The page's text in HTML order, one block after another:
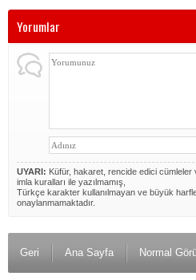
Yorumlar
UYARI: Küfür, hakaret, rencide edici cümleler
imla kuralları ile yazılmamış,
Türkçe karakter kullanılmayan ve büyük
onaylanmamaktadır.
Geri Ana Sayfa Normal